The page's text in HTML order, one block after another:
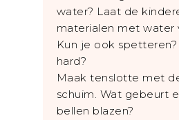
water? Laat de
materialen met water
Kun je ook
hard?
Maak tenslotte met
schuim. Wat gebeurt
bellen blazen?